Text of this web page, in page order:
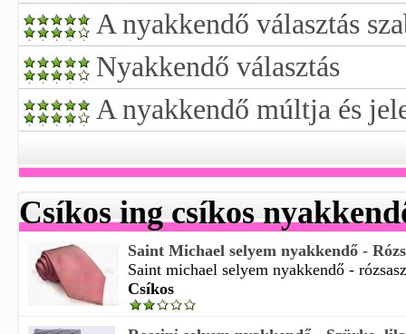
A nyakkendő választás
Nyakkendő választás
A nyakkendő múltja és
Csíkos ing csíkos
Saint Michael selyem nyakkendő -
Saint michael selyem nyakkendő -
Csíkos